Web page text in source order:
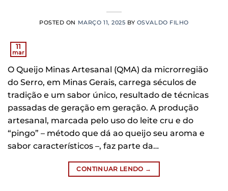
POSTED ON MARÇO 11, 2025 BY OSVALDO FILHO
11
mar
O Queijo Minas Artesanal (QMA) da microrregião
do Serro, em Minas Gerais, carrega séculos de
tradição e um sabor único, resultado de técnicas
passadas de geração em geração. A produção
artesanal, marcada pelo uso do leite cru e do
“pingo” – método que dá ao queijo seu aroma e
sabor característicos –, faz parte da…
CONTINUAR LENDO →